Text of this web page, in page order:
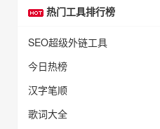
热门工具排行榜
SEO超级外链工具
今日热榜
汉字笔顺
歌词大全